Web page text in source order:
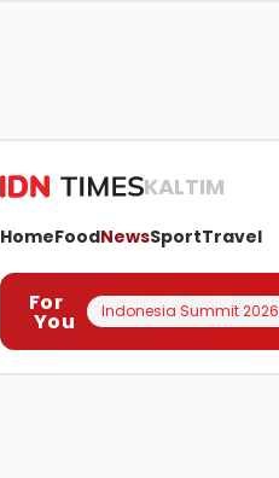
KALTIM
HomeFoodNewsSportTravel
For
You Indonesia Summit 2026